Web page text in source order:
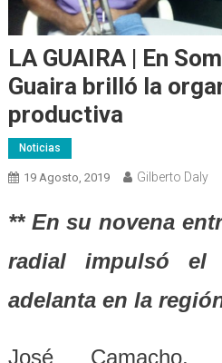
LA GUAIRA | En
Guaira brilló la
productiva
Noticias
19 Agosto, 2019 Gilberto Daly
** En su novena
radial impulsó el
adelanta en la
José Camacho,